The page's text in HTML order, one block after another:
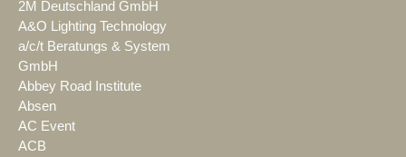
2M Deutschland GmbH
A&O Lighting Technology
a/c/t Beratungs & System
GmbH
Abbey Road Institute
Absen
AC Event
ACB